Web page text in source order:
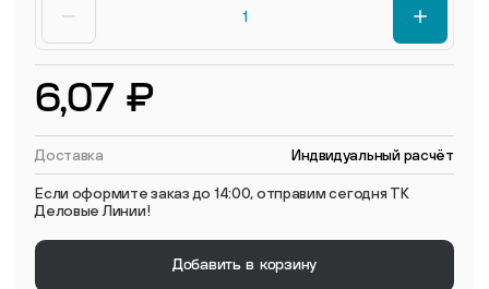
6,07 ₽
Доставка Индвидуальный расчёт
Если оформите заказ до 14:00, отправим сегодня ТК
Деловые Линии!
Добавить в корзину